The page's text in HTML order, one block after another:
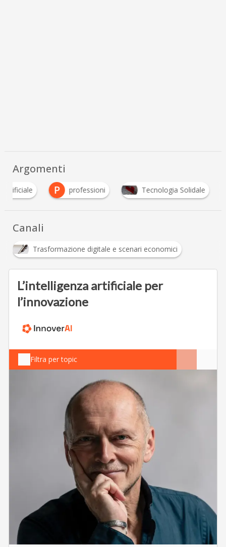
Argomenti
Artificiale P professioni Tecnologia Solidale
Canali
Trasformazione digitale e scenari economici
L’intelligenza artificiale per
l’innovazione
Filtra per topic